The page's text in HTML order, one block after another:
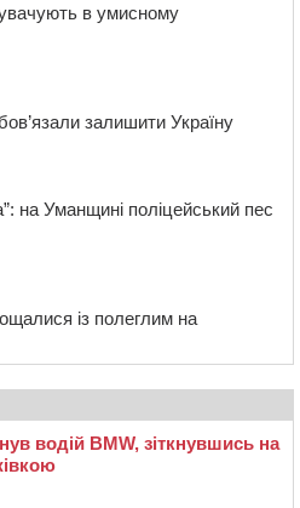
в умисному
залишити Україну
на Уманщині поліцейський пес
із полеглим на
водій BMW, зіткнувшись на